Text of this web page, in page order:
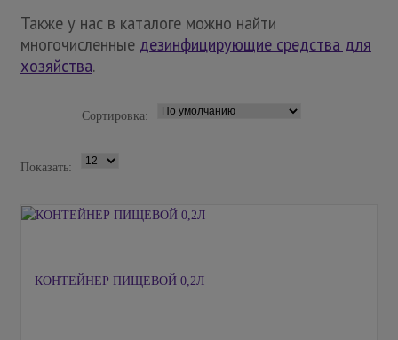
Также у нас в каталоге можно найти
многочисленные дезинфицирующие средства для
хозяйства.
Сортировка:
Показать:
КОНТЕЙНЕР ПИЩЕВОЙ 0,2Л